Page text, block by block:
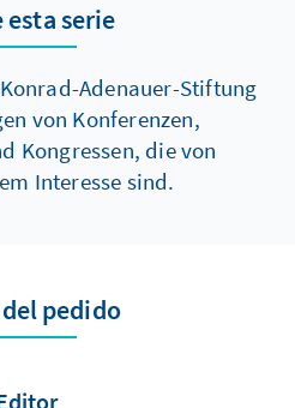
esta serie
Adenauer-Stiftung
von Konferenzen,
Kongressen, die von
Interesse sind.
pedido
Editor